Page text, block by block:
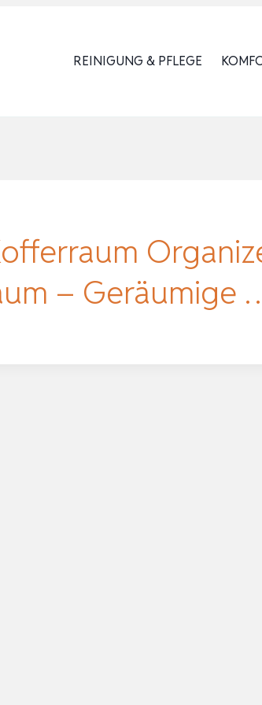
REINIGUNG & PFLEGE
– Geräumige